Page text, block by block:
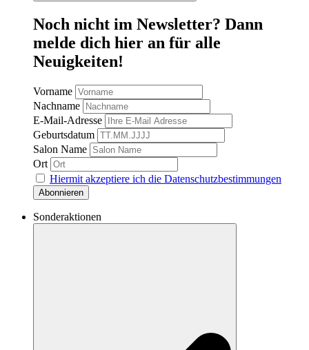
Noch nicht im Newsletter? Dann
melde dich hier an für alle
Neuigkeiten!
Vorname
Nachname
E-Mail-Adresse
Geburtsdatum
Salon Name
Ort
Hiermit akzeptiere ich die Datenschutzbestimmungen
Sonderaktionen